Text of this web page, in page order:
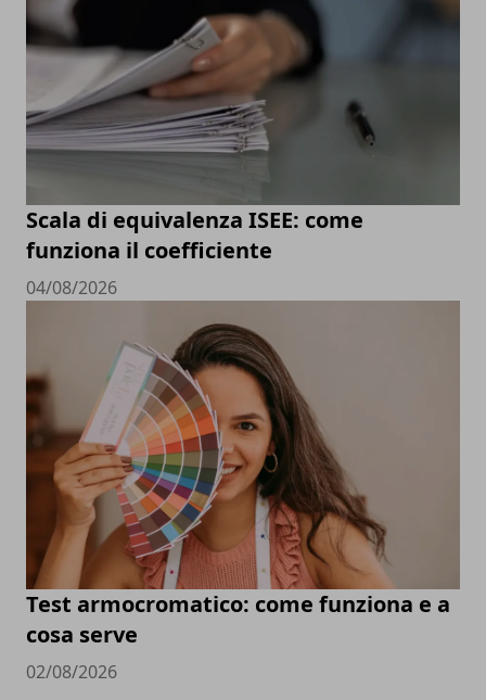
Scala di equivalenza ISEE: come
funziona il coefficiente
04/08/2026
Test armocromatico: come funziona e a
cosa serve
02/08/2026